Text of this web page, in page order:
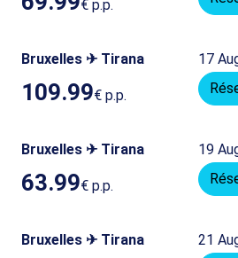
€ p.p.
Bruxelles ✈ Tirana 17
109.99€ p.p.
Bruxelles ✈ Tirana 19
63.99€ p.p.
Bruxelles ✈ Tirana 21